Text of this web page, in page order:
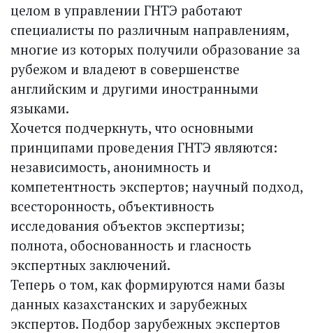
целом в управлении ГНТЭ работают
специалисты по различным направлениям,
многие из которых получили образование за
рубежом и владеют в совершенстве
английским и другими иностранными
языками.
Хочется подчеркнуть, что основными
принципами проведения ГНТЭ являются:
независимость, анонимность и
компетентность экспертов; научный подход,
всесторонность, объективность
исследования объектов экспертизы;
полнота, обоснованность и гласность
экспертных заключений.
Теперь о том, как формируются нами базы
данных казахстанских и зарубежных
экспертов. Подбор зарубежных экспертов